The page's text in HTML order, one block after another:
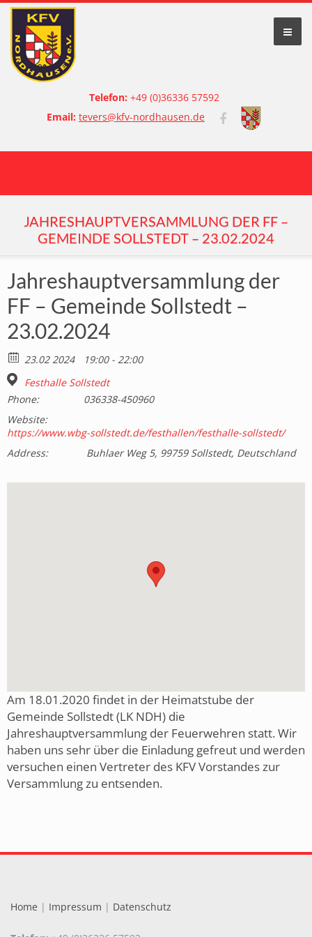
Telefon: +49 (0)36336 57592
Email: tevers@kfv-nordhausen.de
JAHRESHAUPTVERSAMMLUNG DER FF –
GEMEINDE SOLLSTEDT – 23.02.2024
Jahreshauptversammlung der
FF – Gemeinde Sollstedt –
23.02.2024
23.02 2024
19:00 - 22:00
Festhalle Sollstedt
Phone:
036338-450960
Website:
https://www.wbg-sollstedt.de/festhallen/festhalle-sollstedt/
Address:
Buhlaer Weg 5, 99759 Sollstedt, Deutschland
Am 18.01.2020 findet in der Heimatstube der
Gemeinde Sollstedt (LK NDH) die
Jahreshauptversammlung der Feuerwehren statt. Wir
haben uns sehr über die Einladung gefreut und werden
versuchen einen Vertreter des KFV Vorstandes zur
Versammlung zu entsenden.
Home | Impressum | Datenschutz